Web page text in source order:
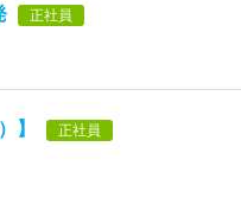
正社員
】 正社員